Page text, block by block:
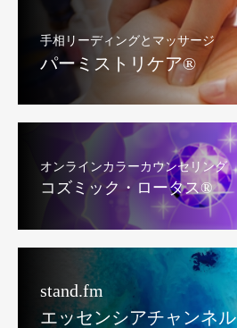
手相リーディングとマッサージ
パーミストリケア®︎
オンラインカラーカウンセリング
コズミック・ロータス®︎
stand.fm
エッセンシアチャンネル